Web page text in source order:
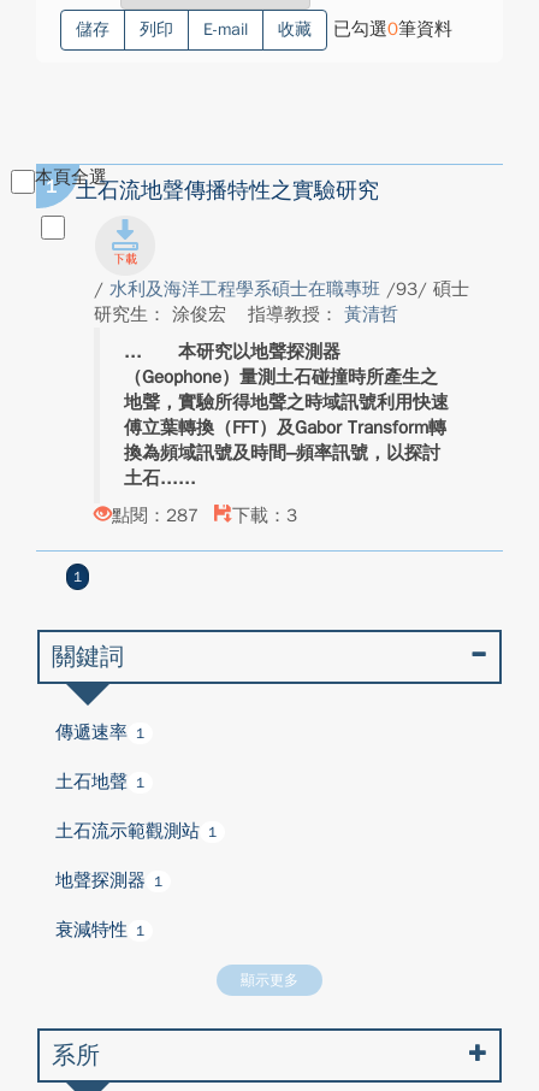
儲存 列印 E-mail 收藏 已勾選0筆資料
本頁全選
1 土石流地聲傳播特性之實驗研究
/ 水利及海洋工程學系碩士在職專班 /93/ 碩士
研究生： 涂俊宏
指導教授： 黃清哲
本研究以地聲探測器
（Geophone）量測土石碰撞時所產生之
地聲，實驗所得地聲之時域訊號利用快速
傅立葉轉換（FFT）及Gabor Transform轉
換為頻域訊號及時間–頻率訊號，以探討
土石...
點閱：287
下載：3
1
關鍵詞
傳遞速率 1
土石地聲 1
土石流示範觀測站 1
地聲探測器 1
衰減特性 1
顯示更多
系所